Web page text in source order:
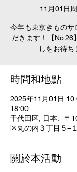
11月01日
今年も東京きものサ
だきます！【No.26
しをお待ち
時間和地點
2025年11月01日
18:00
千代田区, 日本、〒
区丸の内３丁目５−１
關於本活動